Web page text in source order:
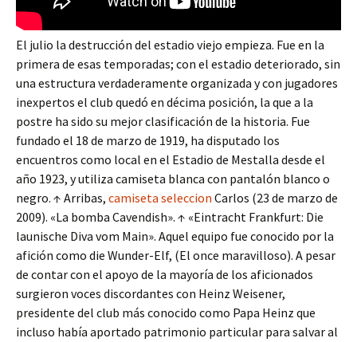
El julio la destrucción del estadio viejo empieza. Fue en la
primera de esas temporadas; con el estadio deteriorado, sin
una estructura verdaderamente organizada y con jugadores
inexpertos el club quedó en décima posición, la que a la
postre ha sido su mejor clasificación de la historia. Fue
fundado el 18 de marzo de 1919, ha disputado los
encuentros como local en el Estadio de Mestalla desde el
año 1923, y utiliza camiseta blanca con pantalón blanco o
negro. ↑ Arribas, camiseta seleccion Carlos (23 de marzo de
2009). «La bomba Cavendish». ↑ «Eintracht Frankfurt: Die
launische Diva vom Main». Aquel equipo fue conocido por la
afición como die Wunder-Elf, (El once maravilloso). A pesar
de contar con el apoyo de la mayoría de los aficionados
surgieron voces discordantes con Heinz Weisener,
presidente del club más conocido como Papa Heinz que
incluso había aportado patrimonio particular para salvar al